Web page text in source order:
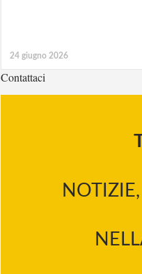
24 giugno 2026
Contattaci